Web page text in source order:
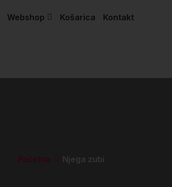
Webshop Košarica Kontakt
Početna Njega zubi